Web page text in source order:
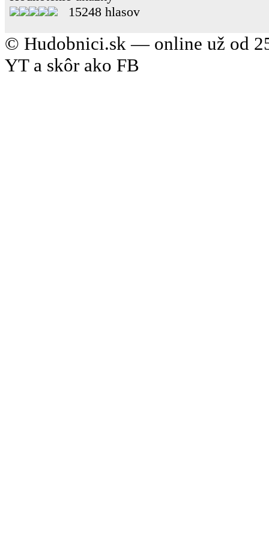
15248 hlasov
© Hudobnici.sk — online už od
YT a skôr ako FB